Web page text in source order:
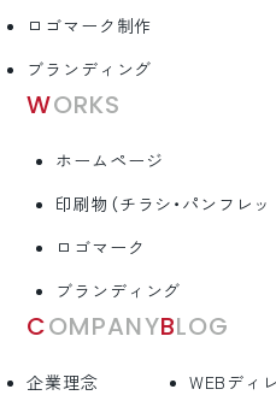
ロゴマーク制作
ブランディング
WORKS
ホームページ
印刷物（チラシ・パンフレッ
ロゴマーク
ブランディング
COMPANY
企業理念
BLOG
WEBディ